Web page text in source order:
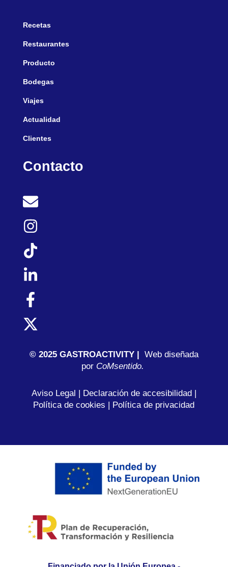
Recetas
Restaurantes
Producto
Bodegas
Viajes
Actualidad
Clientes
Contacto
© 2025 GASTROACTIVITY | Web diseñada
porCoMsentido.
Aviso Legal | Declaración de accesibilidad|
Política de cookies | Política de privacidad